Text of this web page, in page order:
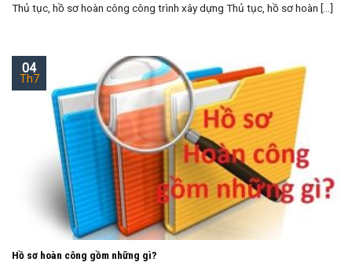
Thủ tục, hồ sơ hoàn công công trình xây dựng Thủ tục, hồ sơ hoàn [...]
Hồ sơ hoàn công gồm những gì?
04
Th7